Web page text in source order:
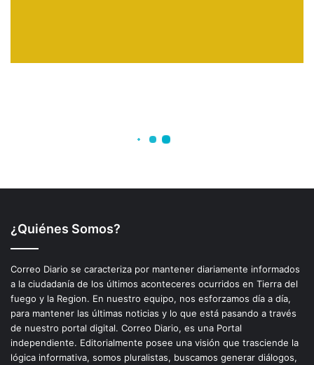
¿Quiénes Somos?
Correo Diario se caracteriza por mantener diariamente informados
a la ciudadanía de los últimos aconteceres ocurridos en Tierra del
fuego y la Region. En nuestro equipo, nos esforzamos día a día,
para mantener las últimas noticias y lo que está pasando a través
de nuestro portal digital. Correo Diario, es una Portal
independiente. Editorialmente posee una visión que trasciende la
lógica informativa, somos pluralistas, buscamos generar diálogos,